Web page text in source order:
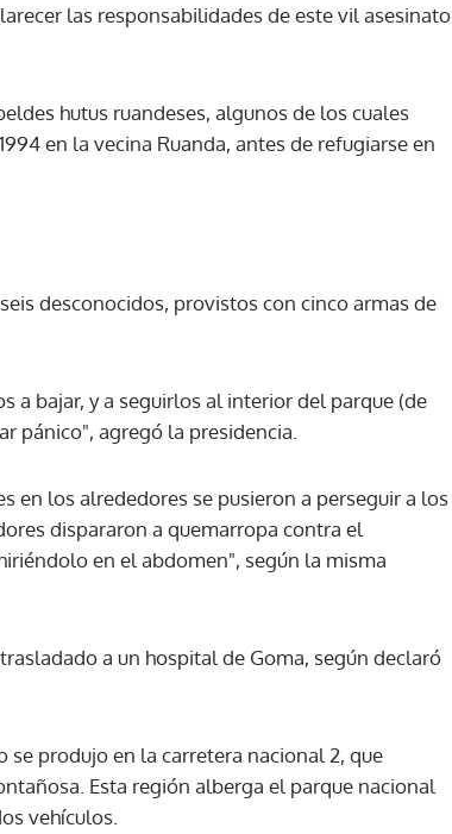
las responsabilidades de este vil asesinato
hutus ruandeses, algunos de los cuales
en la vecina Ruanda, antes de refugiarse en
desconocidos, provistos con cinco armas de
a bajar, y a seguirlos al interior del parque (de
pánico", agregó la presidencia.
en los alrededores se pusieron a perseguir a los
dispararon a quemarropa contra el
en el abdomen", según la misma
a un hospital de Goma, según declaró
produjo en la carretera nacional 2, que
Esta región alberga el parque nacional
vehículos.